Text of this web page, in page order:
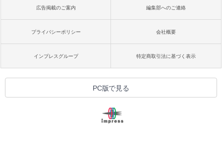
広告掲載のご案内 編集部へのご連絡
プライバシーポリシー 会社概要
インプレスグループ 特定商取引法に基づく表示
PC版で見る